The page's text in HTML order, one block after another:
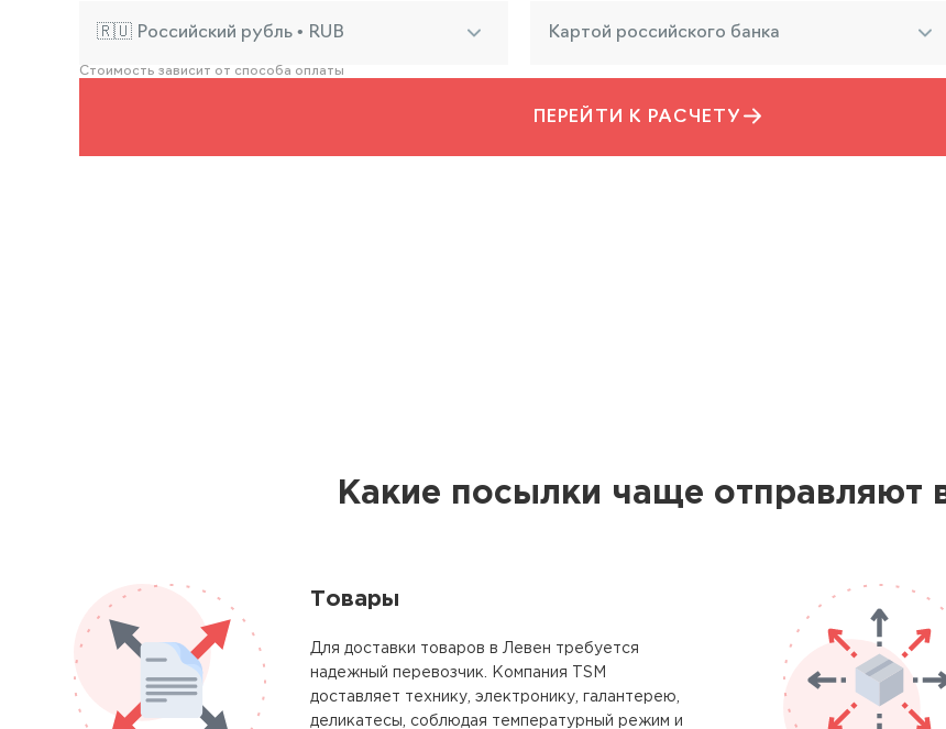
🇷🇺 Российский рубль • RUB Картой российского банка
Стоимость зависит от способа оплаты
ПЕРЕЙТИ К РАСЧЕТУ
Какие посылки чаще отправляют
Товары
Для доставки товаров в Левен требуется
надежный перевозчик. Компания TSM
доставляет технику, электронику, галантерею,
деликатесы, соблюдая температурный режим и